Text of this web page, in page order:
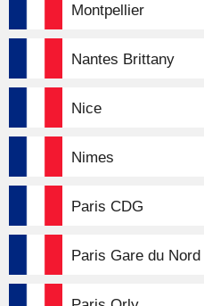
Montpellier
Nantes Brittany
Nice
Nimes
Paris CDG
Paris Gare du Nord